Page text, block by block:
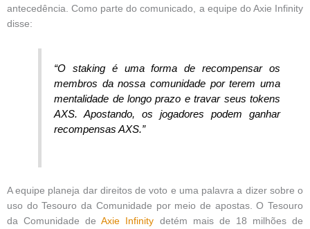
antecedência. Como parte do comunicado, a equipe do Axie Infinity
disse:
“O staking é uma forma de recompensar os
membros da nossa comunidade por terem uma
mentalidade de longo prazo e travar seus tokens
AXS. Apostando, os jogadores podem ganhar
recompensas AXS.”
A equipe planeja dar direitos de voto e uma palavra a dizer sobre o
uso do Tesouro da Comunidade por meio de apostas. O Tesouro
da Comunidade deAxie Infinity detém mais de 18 milhões de